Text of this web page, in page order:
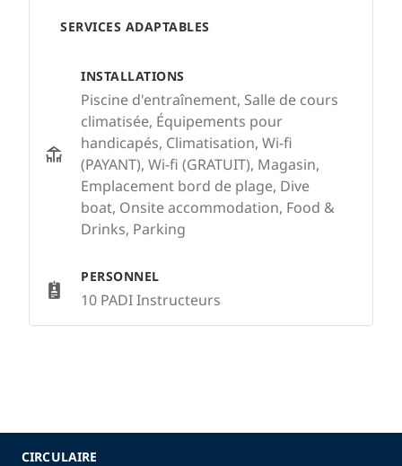
SERVICES ADAPTABLES
INSTALLATIONS
Piscine d'entraînement, Salle de cours
climatisée, Équipements pour
handicapés, Climatisation, Wi-fi
(PAYANT), Wi-fi (GRATUIT), Magasin,
Emplacement bord de plage, Dive
boat, Onsite accommodation, Food &
Drinks, Parking
PERSONNEL
10 PADI Instructeurs
CIRCULAIRE